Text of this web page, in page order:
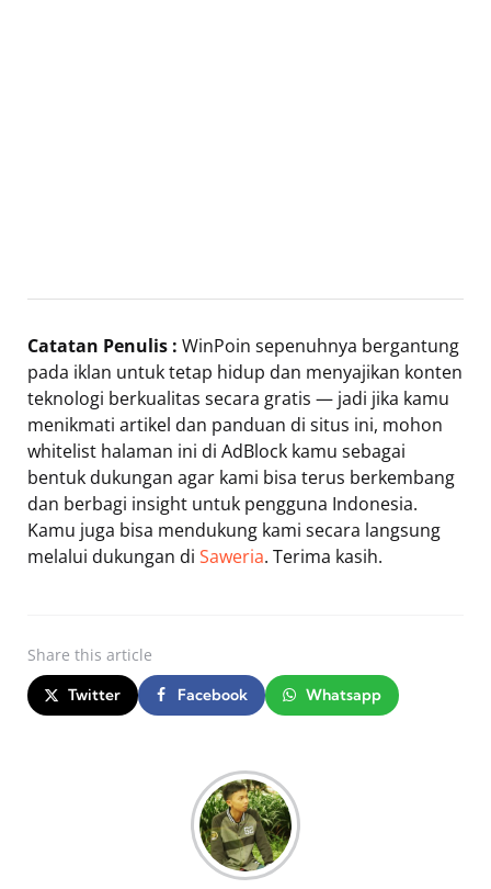
Catatan Penulis : WinPoin sepenuhnya bergantung
pada iklan untuk tetap hidup dan menyajikan konten
teknologi berkualitas secara gratis — jadi jika kamu
menikmati artikel dan panduan di situs ini, mohon
whitelist halaman ini di AdBlock kamu sebagai
bentuk dukungan agar kami bisa terus berkembang
dan berbagi insight untuk pengguna Indonesia.
Kamu juga bisa mendukung kami secara langsung
melalui dukungan di Saweria. Terima kasih.
Share this article
Twitter Facebook Whatsapp